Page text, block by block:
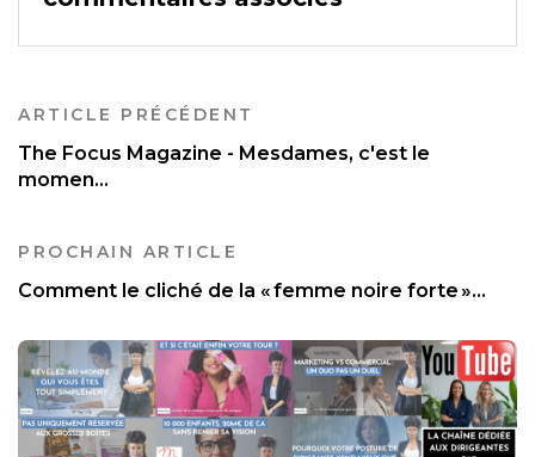
ARTICLE PRÉCÉDENT
The Focus Magazine - Mesdames, c'est le
momen...
PROCHAIN ARTICLE
Comment le cliché de la « femme noire forte »...